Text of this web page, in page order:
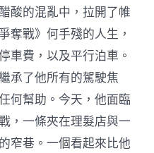
酸的混亂中，拉開了帷
奪戰》何手殘的人生，
車費，以及平行泊車。
承了他所有的駕駛焦
何幫助。今天，他面臨
，一條夾在理髮店與一
窄巷。一個看起來比他